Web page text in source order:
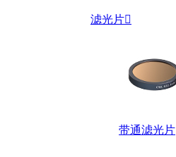
滤光片
带通滤光片